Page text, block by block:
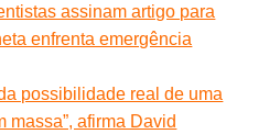
assinam artigo para
enfrenta emergência
possibilidade real de uma
massa”, afirma David